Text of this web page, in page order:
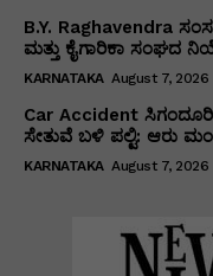
B.Y. Raghavendra
ಮತ್ತು ಕೈಗಾರಿಕಾ
KARNATAKA August 7, 2026
Car Accident
ಸೇತುವೆ ಬಳಿ ಪಲ್ಟಿ: ಆರು
KARNATAKA August 7, 2026